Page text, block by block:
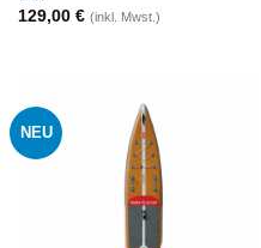
129,00 € (inkl. Mwst.)
NEU